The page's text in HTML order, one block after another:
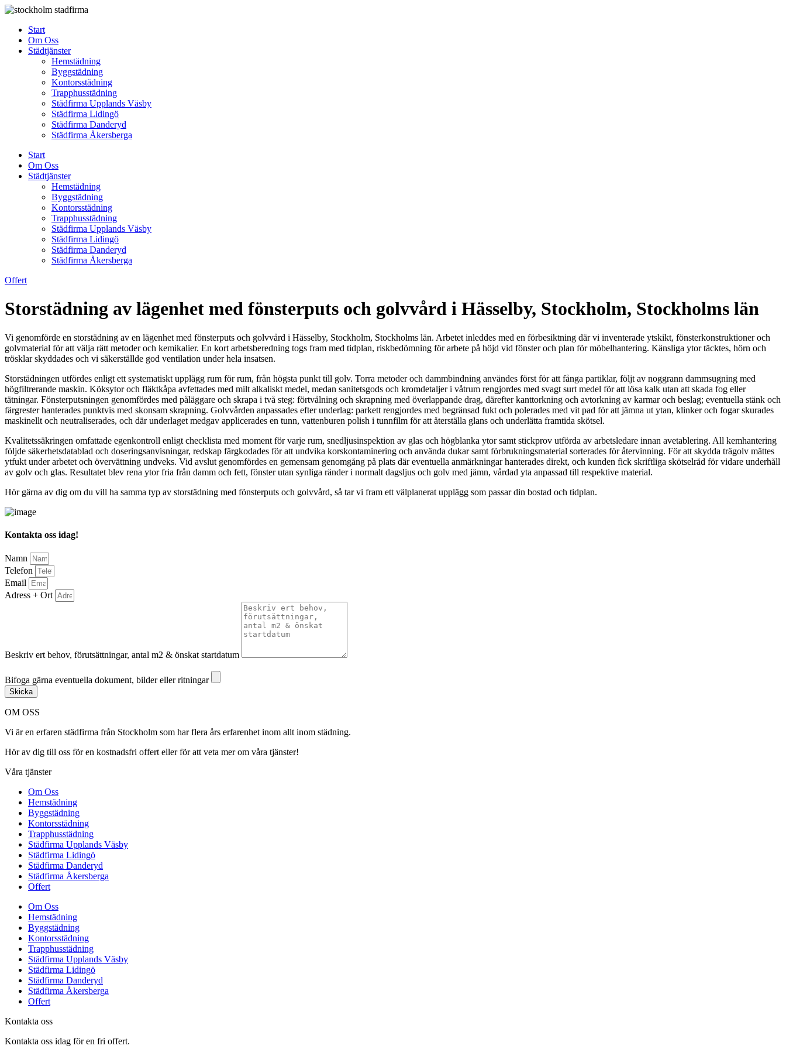
Skip
contentStart
Om Oss
Städtjänster
Hemstädning
Byggstädning
Kontorsstädning
Trapphusstädning
Städfirma Upplands Väsby
Städfirma Lidingö
Städfirma Danderyd
Städfirma Åkersberga
Start
Om Oss
Städtjänster
Hemstädning
Byggstädning
Kontorsstädning
Trapphusstädning
Städfirma Upplands Väsby
Städfirma Lidingö
Städfirma Danderyd
Städfirma Åkersberga
Offert
Storstädning av lägenhet med fönsterputs och golvvård i Hässelby, Stockholm, Stockholms län
Vi genomförde en storstädning av en lägenhet med fönsterputs och golvvård i Hässelby, Stockholm, Stockholms län. Arbetet inleddes med en förbesiktning där vi inventerade ytskikt, fönsterkonstruktioner och
golvmaterial för att välja rätt metoder och kemikalier. En kort arbetsberedning togs fram med tidplan, riskbedömning för arbete på höjd vid fönster och plan för möbelhantering. Känsliga ytor täcktes, hörn och
trösklar skyddades och vi säkerställde god ventilation under hela insatsen.
Storstädningen utfördes enligt ett systematiskt upplägg rum för rum, från högsta punkt till golv. Torra metoder och dammbindning användes först för att fånga partiklar, följt av noggrann dammsugning med
högfiltrerande maskin. Köksytor och fläktkåpa avfettades med milt alkaliskt medel, medan sanitetsgods och kromdetaljer i våtrum rengjordes med svagt surt medel för att lösa kalk utan att skada fog eller
tätningar. Fönsterputsningen genomfördes med påläggare och skrapa i två steg: förtvålning och skrapning med överlappande drag, därefter kanttorkning och avtorkning av karmar och beslag; eventuella stänk och
färgrester hanterades punktvis med skonsam skrapning. Golvvården anpassades efter underlag: parkett rengjordes med begränsad fukt och polerades med vit pad för att jämna ut ytan, klinker och fogar skurades
maskinellt och neutraliserades, och där underlaget medgav applicerades en tunn, vattenburen polish i tunnfilm för att återställa glans och underlätta framtida skötsel.
Kvalitetssäkringen omfattade egenkontroll enligt checklista med moment för varje rum, snedljusinspektion av glas och högblanka ytor samt stickprov utförda av arbetsledare innan avetablering. All kemhantering
följde säkerhetsdatablad och doseringsanvisningar, redskap färgkodades för att undvika korskontaminering och använda dukar samt förbrukningsmaterial sorterades för återvinning. För att skydda trägolv mättes
ytfukt under arbetet och övervättning undveks. Vid avslut genomfördes en gemensam genomgång på plats där eventuella anmärkningar hanterades direkt, och kunden fick skriftliga skötselråd för vidare underhåll
av golv och glas. Resultatet blev rena ytor fria från damm och fett, fönster utan synliga ränder i normalt dagsljus och golv med jämn, vårdad yta anpassad till respektive material.
Hör gärna av dig om du vill ha samma typ av storstädning med fönsterputs och golvvård, så tar vi fram ett välplanerat upplägg som passar din bostad och tidplan.
Kontakta oss idag!
Namn
Telefon
Email
Adress + Ort
Beskriv ert behov, förutsättningar, antal m2 & önskat startdatum
Bifoga gärna eventuella dokument, bilder eller ritningar
Skicka
OM OSS
Vi är en erfaren städfirma från Stockholm som har flera års erfarenhet inom allt inom städning.
Hör av dig till oss för en kostnadsfri offert eller för att veta mer om våra tjänster!
Våra tjänster
Om Oss
Hemstädning
Byggstädning
Kontorsstädning
Trapphusstädning
Städfirma Upplands Väsby
Städfirma Lidingö
Städfirma Danderyd
Städfirma Åkersberga
Offert
Om Oss
Hemstädning
Byggstädning
Kontorsstädning
Trapphusstädning
Städfirma Upplands Väsby
Städfirma Lidingö
Städfirma Danderyd
Städfirma Åkersberga
Offert
Kontakta oss
Kontakta oss idag för en fri offert.